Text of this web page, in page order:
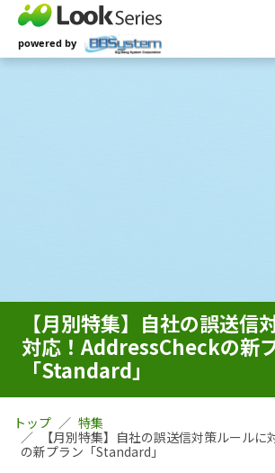
【月別特集】自社の誤送信
対応！AddressCheckの新
「Standard」
トップ
特集
【月別特集】自社の誤送信対策ルール
の新プラン「Standard」